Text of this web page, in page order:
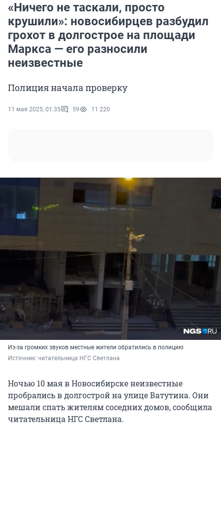
«Ничего не таскали, просто
крушили»: новосибирцев разбудил
грохот в долгострое на площади
Маркса — его разносили
неизвестные
Полиция начала проверку
11 мая 2025, 01:35 59 11 220
Из-за громких звуков местные жители обратились в полицию
Источник: читательница НГС Светлана
Ночью 10 мая в Новосибирске неизвестные
пробрались в долгострой на улице Ватутина. Они
мешали спать жителям соседних домов, сообщила
читательница НГС Светлана.